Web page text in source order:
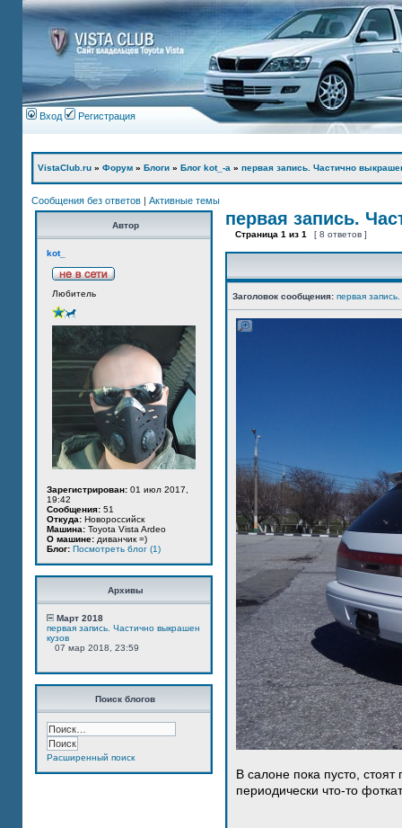
Вход Регистрация
VistaClub.ru » Форум » Блоги » Блог kot_-а » первая запись. Частично
Сообщения без ответов | Активные темы
Автор
kot_
Любитель
Зарегистрирован: 01 июл 2017,
19:42
Сообщения: 51
Откуда: Новороссийск
Машина: Toyota Vista Ardeo
О машине: диванчик =)
Блог: Посмотреть блог (1)
Архивы
Март 2018
первая запись. Частично выкрашен
кузов
07 мар 2018, 23:59
Поиск блогов
Расширенный поиск
первая запись.
Страница 1 из 1 [ 8 ответов ]
Заголовок сообщения: первая
В салоне пока пусто,
периодически что-то